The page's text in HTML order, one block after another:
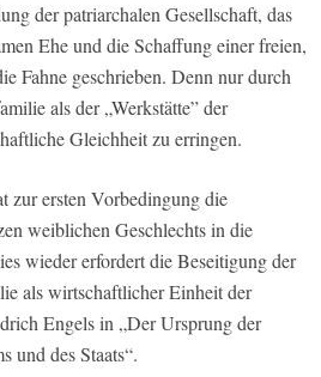
der patriarchalen Gesellschaft, das
Ehe und die Schaffung einer freien,
Fahne geschrieben. Denn nur durch
als der „Werkstätte” der
Gleichheit zu erringen.
zur ersten Vorbedingung die
weiblichen Geschlechts in die
wieder erfordert die Beseitigung der
als wirtschaftlicher Einheit der
Engels in „Der Ursprung der
und des Staats“.